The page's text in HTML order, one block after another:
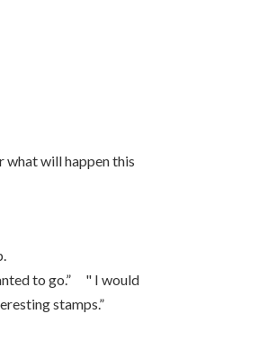
what will happen this
to go.” " I would
stamps.”